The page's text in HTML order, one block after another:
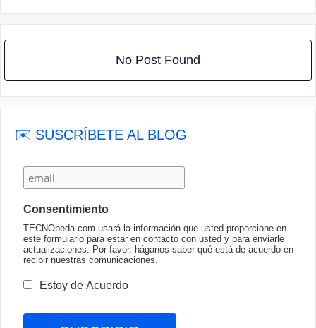
No Post Found
✉️ SUSCRÍBETE AL BLOG
Consentimiento
TECNOpeda.com usará la información que usted proporcione en
este formulario para estar en contacto con usted y para enviarle
actualizaciones. Por favor, háganos saber qué está de acuerdo en
recibir nuestras comunicaciones.
Estoy de Acuerdo